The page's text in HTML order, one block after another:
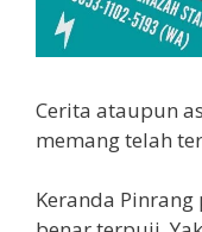
Cerita ataupun
memang telah
Keranda